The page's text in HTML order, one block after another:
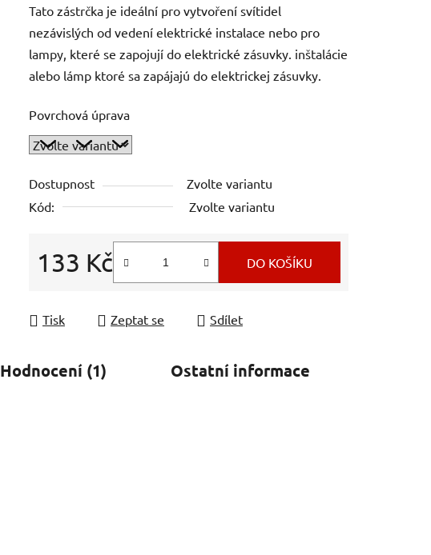
je
5,0
z
5
Tato zástrčka je ideální pro vytvoření svítidel
nezávislých od vedení elektrické instalace nebo pro
lampy, které se zapojují do elektrické zásuvky. inštalácie
alebo lámp ktoré sa zapájajú do elektrickej zásuvky.
Povrchová úprava
Dostupnost
Zvolte variantu
Kód:
Zvolte variantu
133 Kč DO KOŠÍKU
Tisk Zeptat se Sdílet
Hodnocení (1) Ostatní informace